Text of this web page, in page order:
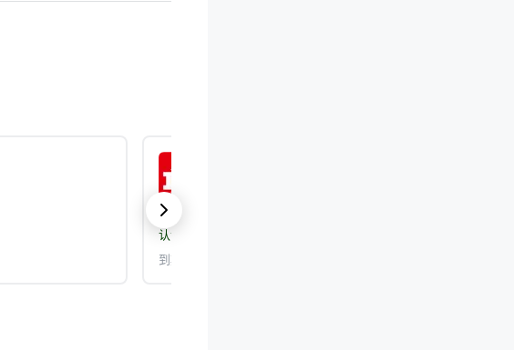
认证机构：
到期日期： 2026/9/25